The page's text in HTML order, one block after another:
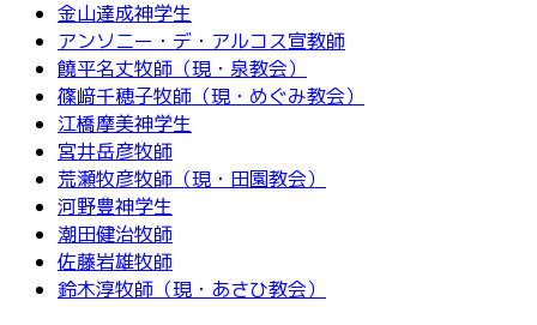
金山達成神学生
アンソニー・デ・アルコス宣教師
饒平名丈牧師（現・泉教会）
篠﨑千穂子牧師（現・めぐみ教会）
江橋摩美神学生
宮井岳彦牧師
荒瀬牧彦牧師（現・田園教会）
河野豊神学生
潮田健治牧師
佐藤岩雄牧師
鈴木淳牧師（現・あさひ教会）